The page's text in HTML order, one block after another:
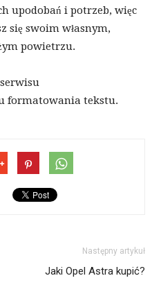
upodobań i potrzeb, więc
się swoim własnym,
powietrzu.
formatowania tekstu.
Następny artykuł
Jaki Opel Astra kupić?